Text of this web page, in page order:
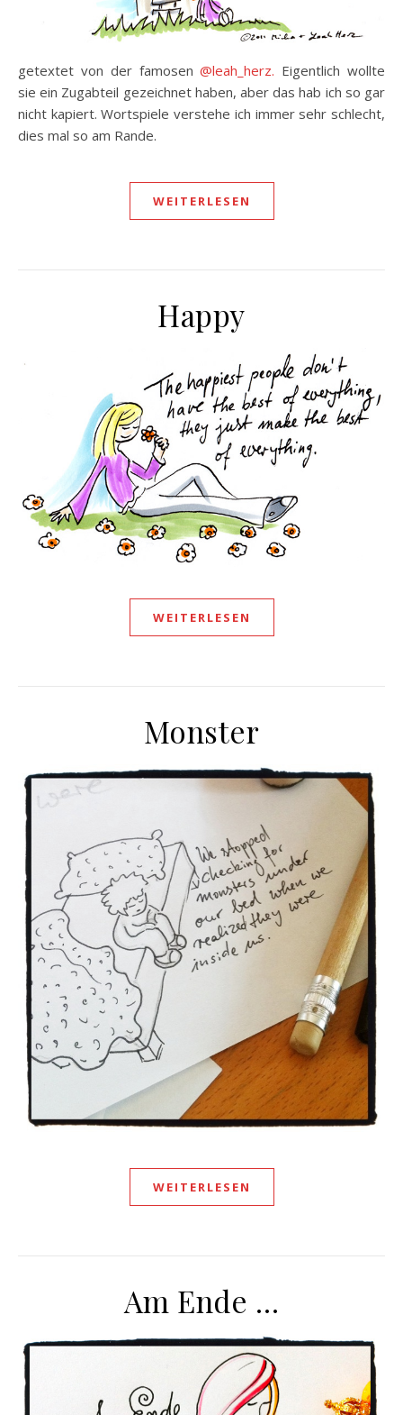
getextet von der famosen@leah_herz. Eigentlich wollte
sie ein Zugabteil gezeichnet haben, aber das hab ich so gar
nicht kapiert. Wortspiele verstehe ich immer sehr schlecht,
dies mal so am Rande.
WEITERLESEN
Happy
WEITERLESEN
Monster
WEITERLESEN
Am Ende …